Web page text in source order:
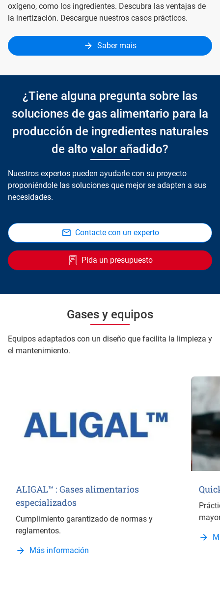
oxígeno, como los ingredientes. Descubra las ventajas de
la inertización. Descargue nuestros casos prácticos.
Saber mais
¿Tiene alguna pregunta sobre las
soluciones de gas alimentario para la
producción de ingredientes naturales
de alto valor añadido?
Nuestros expertos pueden ayudarle con su proyecto
proponiéndole las soluciones que mejor se adapten a sus
necesidades.
Contacte con un experto
Pida un presupuesto
Gases y equipos
Equipos adaptados con un diseño que facilita la limpieza y
el mantenimiento.
ALIGAL™ : Gases alimentarios
especializados
Cumplimiento garantizado de normas y
reglamentos.
Más información